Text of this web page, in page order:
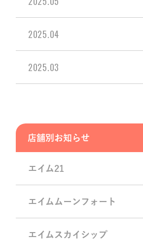
2025.04
2025.03
店舗別お知らせ
エイム21
エイムムーンフォート
エイムスカイシップ